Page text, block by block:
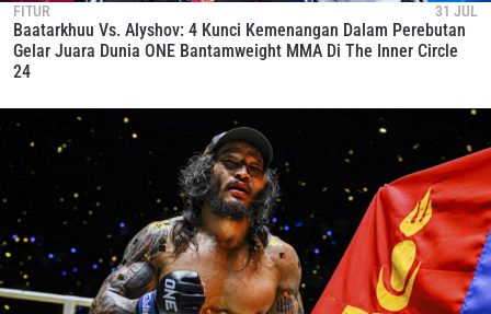
FITUR 31 JUL
Baatarkhuu Vs. Alyshov: 4 Kunci Kemenangan Dalam Perebutan
Gelar Juara Dunia ONE Bantamweight MMA Di The Inner Circle
24